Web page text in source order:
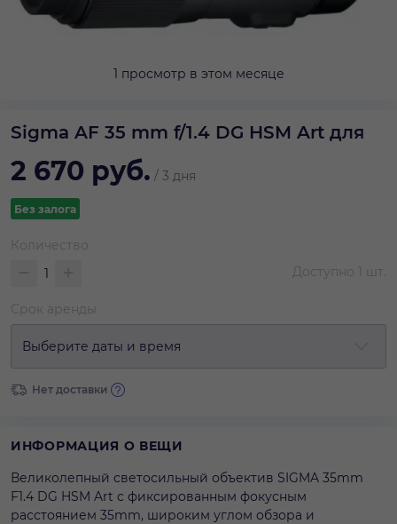
1 просмотр в этом месяце
Sigma AF 35 mm f/1.4 DG HSM Art для
2 670 руб. / 3 дня
Без залога
Количество
Доступно 1 шт.
Срок аренды
Выберите даты и время
Нет доставки
ИНФОРМАЦИЯ О ВЕЩИ
Великолепный светосильный объектив SIGMA 35mm
F1.4 DG HSM Art c фиксированным фокусным
расстоянием 35mm, широким углом обзора и